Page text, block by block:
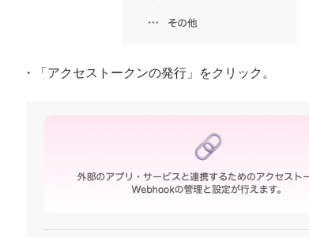
・「アクセストークンの発行」をクリック。